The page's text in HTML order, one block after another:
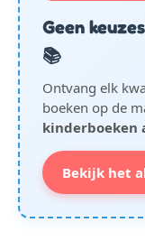
Geen
📚
Ontvang elk
boeken op de
kinderboeken
Bekijk het